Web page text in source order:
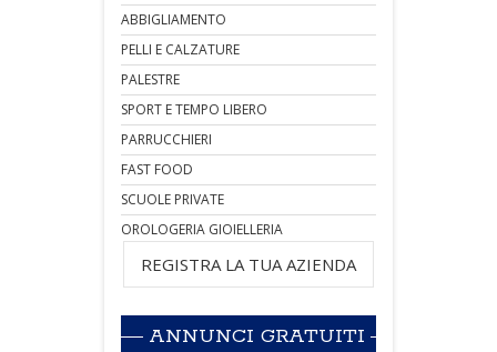
ABBIGLIAMENTO
PELLI E CALZATURE
PALESTRE
SPORT E TEMPO LIBERO
PARRUCCHIERI
FAST FOOD
SCUOLE PRIVATE
OROLOGERIA GIOIELLERIA
REGISTRA LA TUA AZIENDA
ANNUNCI GRATUITI